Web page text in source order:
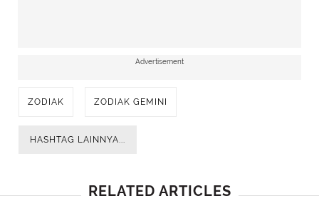
Advertisement
ZODIAK ZODIAK GEMINI
HASHTAG LAINNYA...
RELATED ARTICLES